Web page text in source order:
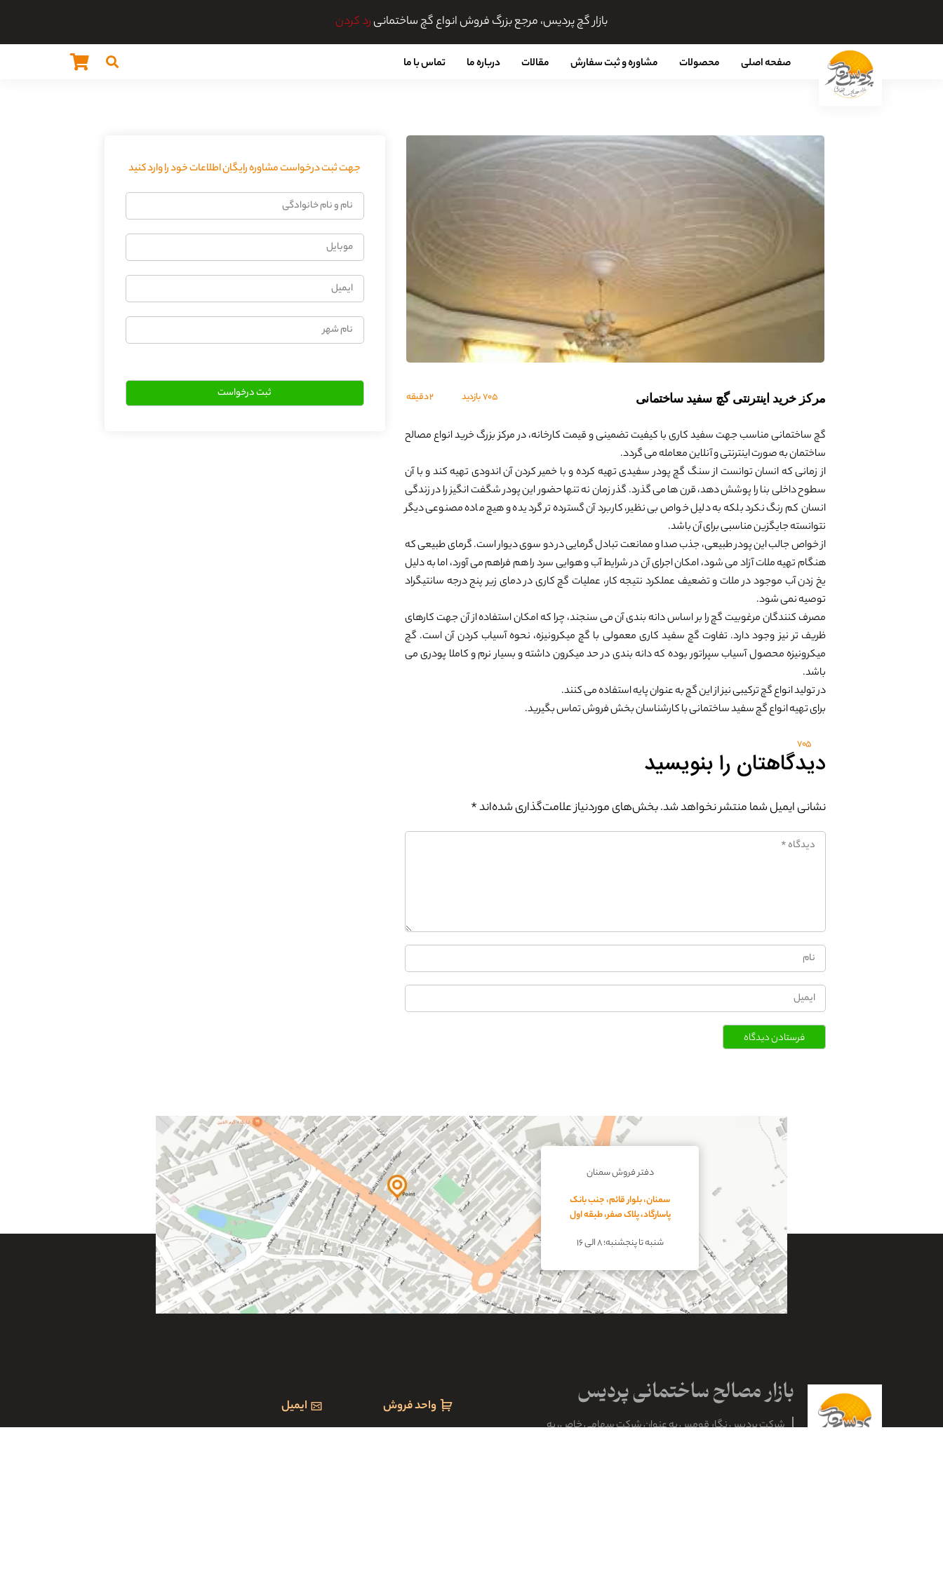
بازار گچ پردیس، مرجع بزرگ فروش انواع گچ ساختمانیرد کردن
صفحه اصلی محصولات مشاوره و ثبت سفارش مقالات درباره ما تماس با ما
مرکز خرید اینترنتی گچ سفید ساختمانی 705بازدید 2 دقیقه
گچ ساختمانی مناسب جهت سفید کاری با کیفیت تضمینی و قیمت کارخانه، در مرکز بزرگ خرید انواع مصالح
ساختمان به صورت اینترنتی و آنلاین معامله می گردد.
از زمانی که انسان توانست از سنگ گچ پودر سفیدی تهیه کرده و با خمیر کردن آن اندودی تهیه کند و با آن
سطوح داخلی بنا را پوشش دهد، قرن ها می گذرد. گذر زمان نه تنها حضور این پودر شگفت انگیز را در زندگی
انسان کم رنگ نکرد بلکه به دلیل خواص بی نظیر، کاربرد آن گسترده تر گردیده و هیچ ماده مصنوعی دیگر
نتوانسته جایگزین مناسبی برای آن باشد.
از خواص جالب این پودر طبیعی، جذب صدا و ممانعت تبادل گرمایی در دو سوی دیوار است. گرمای طبیعی که
هنگام تهیه ملات آزاد می شود، امکان اجرای آن در شرایط آب و هوایی سرد را هم فراهم می آورد، اما به دلیل
یخ زدن آب موجود در ملات و تضعیف عملکرد نتیجه کار، عملیات گچ کاری در دمای زیر پنج درجه سانتیگراد
توصیه نمی شود.
مصرف کنندگان مرغوبیت گچ را بر اساس دانه بندی آن می سنجند، چرا که امکان استفاده از آن جهت کارهای
ظریف تر نیز وجود دارد. تفاوت گچ سفید کاری معمولی با گچ میکرونیزه، نحوه آسیاب کردن آن است. گچ
میکرونیزه محصول آسیاب سپراتور بوده که دانه بندی در حد میکرون داشته و بسیار نرم و کاملا پودری می
باشد.
در تولید انواع گچ ترکیبی نیز از این گچ به عنوان پایه استفاده می کنند.
برای تهیه انواع گچ سفید ساختمانی با کارشناسان بخش فروش تماس بگیرید.
705
دیدگاهتان را بنویسید
نشانی ایمیل شما منتشر نخواهد شد.بخش‌های موردنیاز علامت‌گذاری شده‌اند*
فرستادن دیدگاه
جهت ثبت درخواست مشاوره رایگان اطلاعات خود را وارد کنید
نام
و
نام
خانوادگی
موبایل
ایمیل
نام
شهر
دفتر فروش سمنان
سمنان، بلوار قائم، جنب بانک
پاسارگاد، پلاک صفر، طبقه اول
شنبه تا پنجشنبه؛ ۸ الی ۱۶
شرکت پردیس نگار قومس به عنوان شرکت سهامی خاص، به
واحد فروش
ایمیل